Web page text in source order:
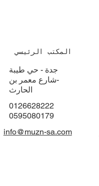
المكتب الرئيسي
جدة - حي طيبة
الحارث
0595080179